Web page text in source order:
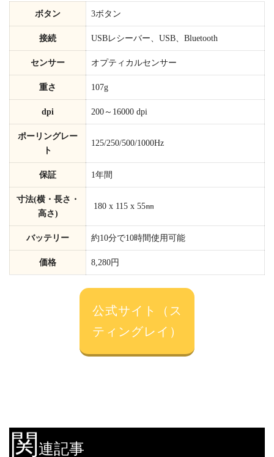
ボタン 3ボタン
接続 USBレシーバー、USB、Bluetooth
センサー オプティカルセンサー
重さ 107g
dpi 200～16000 dpi
ポーリングレー
ト
125/250/500/1000Hz
保証 1年間
寸法(横・長さ・
高さ)
180 x 115 x 55㎜
バッテリー 約10分で10時間使用可能
価格 8,280円
公式サイト（ス
ティングレイ）
関連記事